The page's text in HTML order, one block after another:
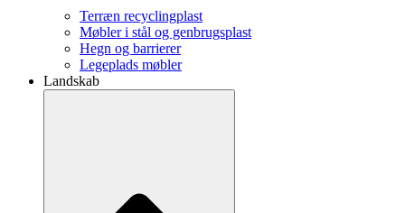
Terræn recyclingplast
Møbler i stål og genbrugsplast
Hegn og barrierer
Legeplads møbler
Landskab